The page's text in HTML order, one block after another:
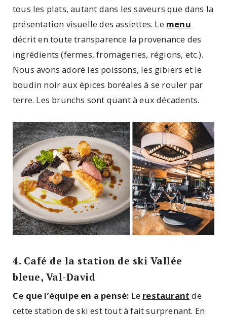
tous les plats, autant dans les saveurs que dans la
présentation visuelle des assiettes. Le menu
décrit en toute transparence la provenance des
ingrédients (fermes, fromageries, régions, etc.).
Nous avons adoré les poissons, les gibiers et le
boudin noir aux épices boréales à se rouler par
terre. Les brunchs sont quant à eux décadents.
4. Café de la station de ski Vallée
bleue, Val-David
Ce que l’équipe en a pensé: Le restaurant de
cette station de ski est tout à fait surprenant. En